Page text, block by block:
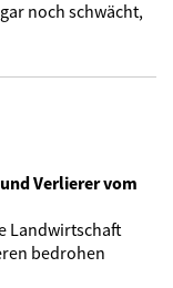
noch schwächt,
Verlierer vom
Landwirtschaft
bedrohen